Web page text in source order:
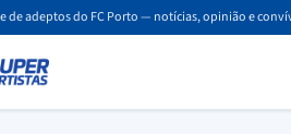
de adeptos do FC Porto — notícias, opinião e